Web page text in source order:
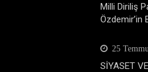
Milli Diriliş
Özdemir’in
25
SİYASET